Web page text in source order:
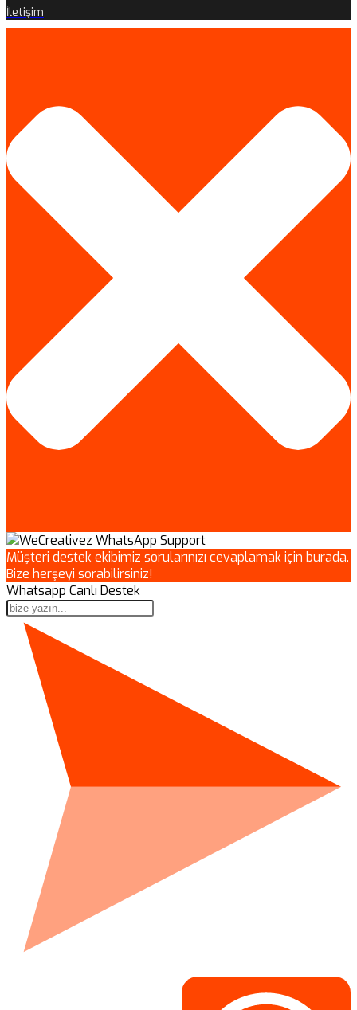
İletişim
Müşteri destek ekibimiz sorularınızı cevaplamak için burada.
Bize herşeyi sorabilirsiniz!
Whatsapp Canlı Destek